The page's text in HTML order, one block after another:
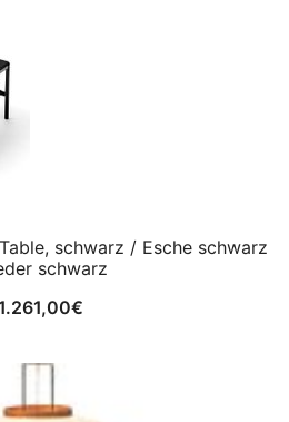
schwarz / Esche schwarz
schwarz
€